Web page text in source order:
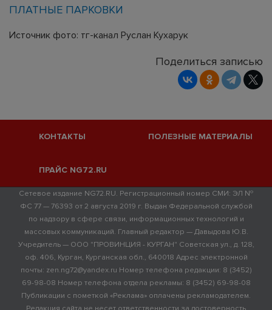
ПЛАТНЫЕ ПАРКОВКИ
Источник фото: тг-канал Руслан Кухарук
Поделиться записью
КОНТАКТЫ ПОЛЕЗНЫЕ МАТЕРИАЛЫ
ПРАЙС NG72.RU
Сетевое издание NG72.RU. Регистрационный номер СМИ: ЭЛ №
ФС 77 — 76393 от 2 августа 2019 г. Выдан Федеральной службой
по надзору в сфере связи, информационных технологий и
массовых коммуникаций. Главный редактор — Давыдова Ю.В.
Учредитель — ООО "ПРОВИНЦИЯ - КУРГАН" Советская ул., д. 128,
оф. 406, Курган, Курганская обл., 640018 Адрес электронной
почты: zen.ng72@yandex.ru Номер телефона редакции: 8 (3452)
69-98-08 Номер телефона отдела рекламы: 8 (3452) 69-98-08
Публикации с пометкой «Реклама» оплачены рекламодателем.